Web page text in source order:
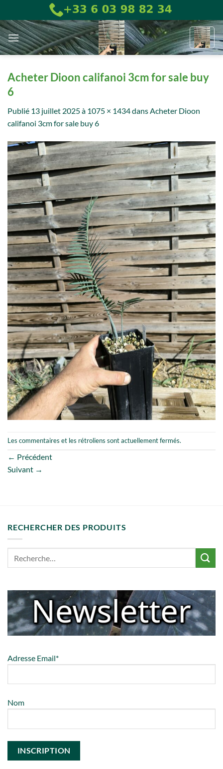
au
contenu
Acheter Dioon califanoi 3cm for sale buy
6
Publié 13 juillet 2025à 1075 × 1434dansAcheter Dioon
califanoi 3cm for sale buy 6
Les commentaires et les rétroliens sont actuellement fermés.
← Précédent
Suivant →
RECHERCHER DES PRODUITS
Adresse Email*
Nom